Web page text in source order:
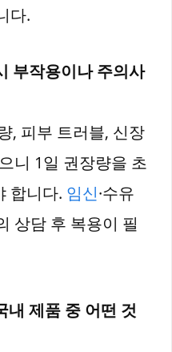
다.
부작용이나 주의사
, 피부 트러블, 신장
니 1일 권장량을 초
합니다. 임신·수유
상담 후 복용이 필
내 제품 중 어떤 것